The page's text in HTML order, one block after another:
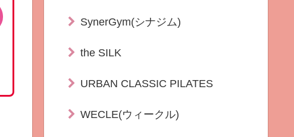
SynerGym(シナジム)
the SILK
URBAN CLASSIC PILATES
WECLE(ウィークル)